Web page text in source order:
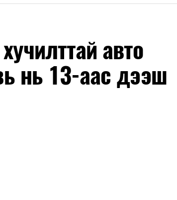
авто
нь 13-аас дээш